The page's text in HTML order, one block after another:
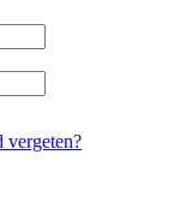
vergeten?